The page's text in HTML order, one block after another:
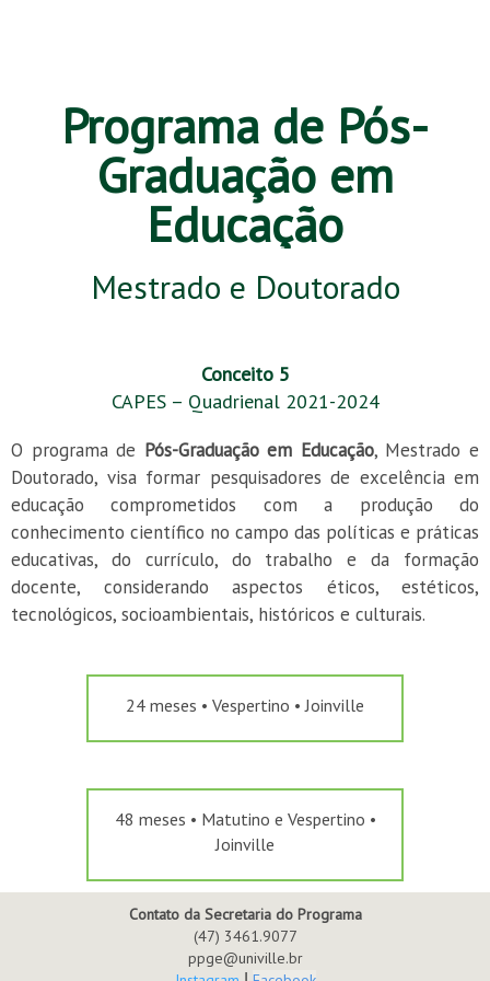
Programa de Pós-
Graduação em
Educação
Mestrado e Doutorado
Conceito 5
CAPES – Quadrienal 2021-2024
O programa de Pós-Graduação em Educação, Mestrado e
Doutorado, visa formar pesquisadores de excelência em
educação comprometidos com a produção do
conhecimento científico no campo das políticas e práticas
educativas, do currículo, do trabalho e da formação
docente, considerando aspectos éticos, estéticos,
tecnológicos, socioambientais, históricos e culturais.
24 meses • Vespertino • Joinville
48 meses • Matutino e Vespertino •
Joinville
Contato da Secretaria do Programa
(47) 3461.9077
ppge@univille.br